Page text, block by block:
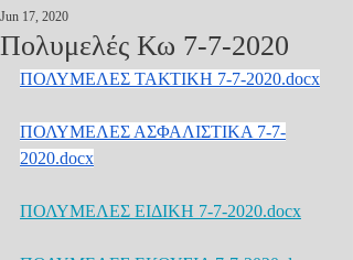
Πολυμελές Κω 7-7-2020
Jun 17, 2020
ΠΟΛΥΜΕΛΕΣ ΤΑΚΤΙΚΗ 7-7-2020.docx
ΠΟΛΥΜΕΛΕΣ ΑΣΦΑΛΙΣΤΙΚΑ 7-7-
2020.docx
ΠΟΛΥΜΕΛΕΣ ΕΙΔΙΚΗ 7-7-2020.docx